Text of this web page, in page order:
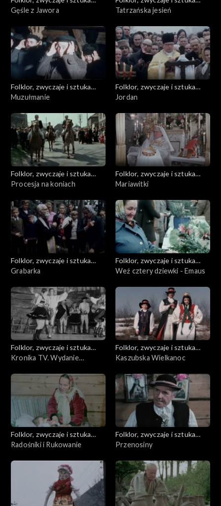
ludowa
Gęśle z Jawora
ludowa
Tatrzańska jesień
Folklor, zwyczaje i sztuka
ludowa
Muzułmanie
Folklor, zwyczaje i sztuka
ludowa
Jordan
Folklor, zwyczaje i sztuka
ludowa
Procesja na koniach
Folklor, zwyczaje i sztuka
ludowa
Mariawitki
Folklor, zwyczaje i sztuka
ludowa
Grabarka
Folklor, zwyczaje i sztuka
ludowa
Weź cztery dziewki - Emaus
Folklor, zwyczaje i sztuka
ludowa
Kronika TV. Wydanie
Jesieni
Folklor, zwyczaje i sztuka
ludowa
Kaszubska Wielkanoc
Folklor, zwyczaje i sztuka
ludowa
Radośniki i Rukowanie
Folklor, zwyczaje i sztuka
ludowa
Przenosiny